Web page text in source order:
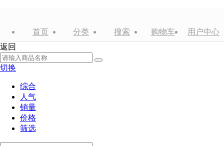
首页 分类 搜索 购物车
用户中心
返回
切换
综合
人气
销量
价格
筛选